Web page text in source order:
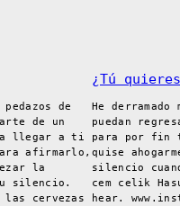
de
de un
llegar a ti
afirmarlo,
la
silencio.
las cervezas
¿Tú
He
puedan
para por fin
quise
silencio
cem celik
hear.